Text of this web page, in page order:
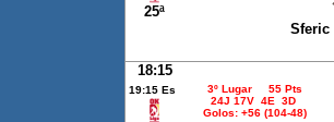
25ª
Sferic
18:15
19:15 Es
3º Lugar 55 Pts
24J 17V 4E 3D
Golos: +56 (104-48)